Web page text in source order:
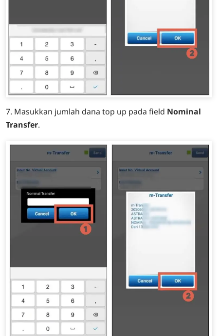
7. Masukkan jumlah dana top up pada field Nominal
Transfer.